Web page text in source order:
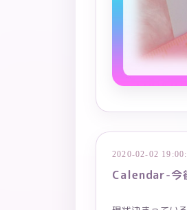
2020-02-02
Calendar-今